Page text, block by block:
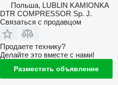
Польша, LUBLIN KAMIONKA
DTR COMPRESSOR Sp. J.
Связаться с продавцом
Продаете технику?
Делайте это вместе с нами!
Разместить объявление